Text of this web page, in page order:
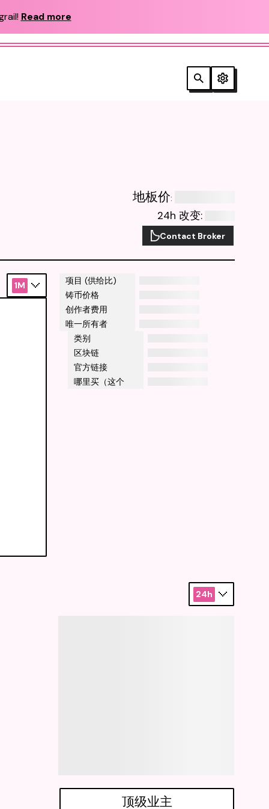
Read more
地板价:
24h 改变:
Contact Broker
项目 (供给比)
铸币价格
创作者费用
唯一所有者
类别
区块链
官方链接
哪里买（这个
1M
24h
顶级业主